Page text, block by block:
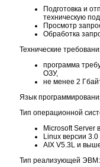
Подготовка и
техническую
Просмотр
Обработка
Технические
программа
ОЗУ,
не менее 2
Язык
Тип операционной
Microsoft Server
Linux версии
AIX V5.3L и
Тип реализующей